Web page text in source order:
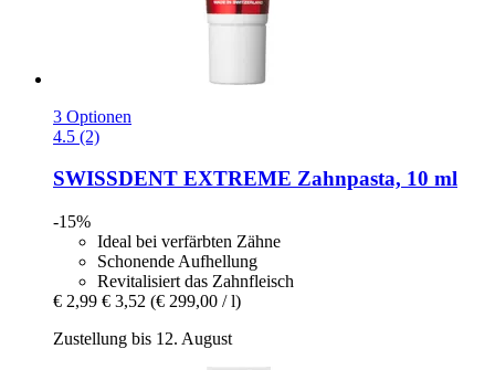
3 Optionen
4.5 (2)
SWISSDENT EXTREME Zahnpasta, 10 ml
-15%
Ideal bei verfärbten Zähne
Schonende Aufhellung
Revitalisiert das Zahnfleisch
€ 2,99 € 3,52 (€ 299,00 / l)
Zustellung bis 12. August